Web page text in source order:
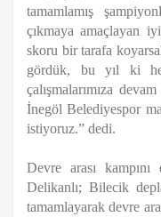
tamamlamış
çıkmaya amaçlayan
skoru bir tarafa
gördük, bu yıl ki
çalışmalarımıza
İnegöl Belediyespor
istiyoruz.” dedi.
Devre arası
Delikanlı; Bilecik
tamamlayarak devre